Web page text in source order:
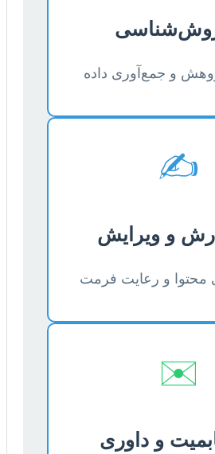
و جمع‌آوری داده
✍️
محتوا و رعایت فرمت
✉️